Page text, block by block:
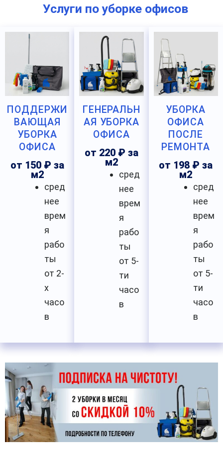
Услуги по уборке офисов
ПОДДЕРЖИ
ВАЮЩАЯ
УБОРКА
ОФИСА
от 150 ₽ за
м2
сред
нее
врем
я
рабо
ты
от 2-
х
часо
в
ГЕНЕРАЛЬН
АЯ УБОРКА
ОФИСА
от 220 ₽ за
м2
сред
нее
врем
я
рабо
ты
от 5-
ти
часо
в
УБОРКА
ОФИСА
ПОСЛЕ
РЕМОНТА
от 198 ₽ за
м2
сред
нее
врем
я
рабо
ты
от 5-
ти
часо
в